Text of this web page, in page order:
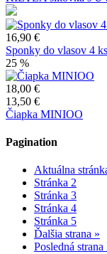
16,90 €
Sponky do vlasov 4
25 %
18,00 €
13,50 €
Čiapka MINIOO
Pagination
Aktuálna
Stránka 2
Stránka 3
Stránka 4
Stránka 5
Ďalšia strana »
Posledná strana